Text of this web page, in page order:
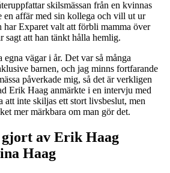
skilsmässan från en kvinnas
en affär med sin kollega och vill ut ur
har Exparet valt att förbli mamma över
sagt att han tänkt hålla hemlig.
vägar i år. Det var så många
barnen, och jag minns fortfarande
påverkade mig, så det är verkligen
Erik Haag anmärkte i en intervju med
att inte skiljas ett stort livsbeslut, men
mer märkbara om man gör det.
av Erik Haag
Haag